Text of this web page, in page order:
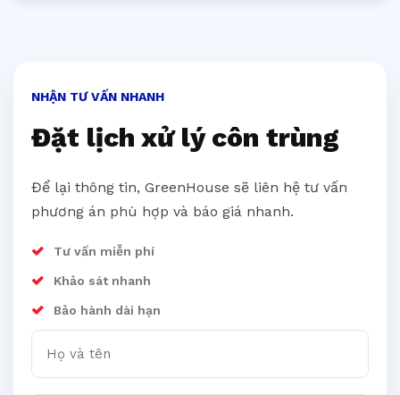
NHẬN TƯ VẤN NHANH
Đặt lịch xử lý côn trùng
Để lại thông tin, GreenHouse sẽ liên hệ tư vấn
phương án phù hợp và báo giá nhanh.
Tư vấn miễn phí
Khảo sát nhanh
Bảo hành dài hạn
Họ và tên